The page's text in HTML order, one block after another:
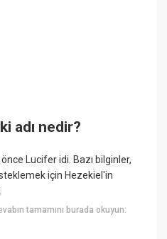
adı nedir?
Lucifer idi. Bazı bilginler,
için Hezekiel'in
tamamını burada okuyun: